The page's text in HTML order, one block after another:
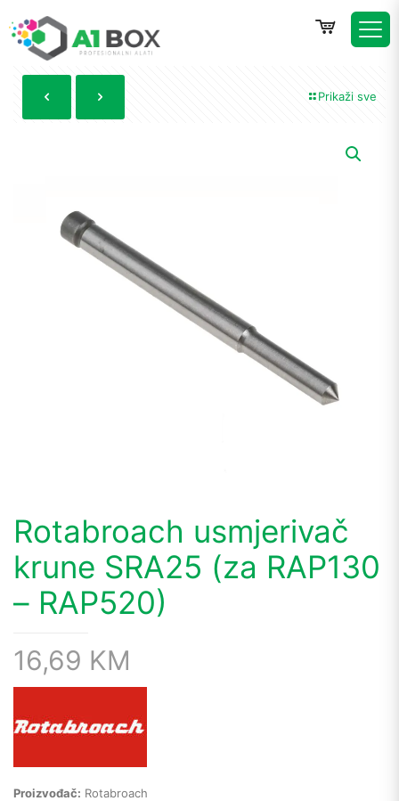
Prikaži sve
Rotabroach usmjerivač
krune SRA25 (za RAP130
– RAP520)
16,69 KM
Proizvođač: Rotabroach